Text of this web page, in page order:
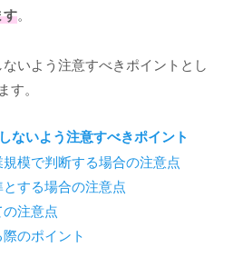
す。
いよう注意すべきポイントとし
。
ないよう注意すべきポイント
模で判断する場合の注意点
する場合の注意点
の注意点
のポイント